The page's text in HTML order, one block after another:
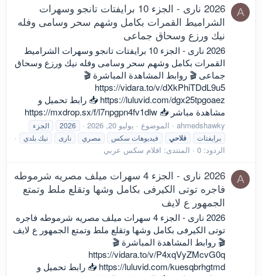
A
2026 نارى - الجزء 10 برايفتات تانجو وسهرات
الشراميط القمرات بكامل وشهم سحر وسامى وفله
نيك ورزع وسحاق جماعى
2026 نارى - الجزء 10 برايفتات تانجو وسهرات الشراميط
القمرات بكامل وشهم سحر وسامى وفله نيك ورزع وسحاق
جماعى 🎬 روابط المشاهدة المباشرة 🎬
https://vidara.to/v/dXkPhiTDdL9u5
https://luluvid.com/dgx25tpgoaez 📥 رابط تحميل و
مشاهدة مباشر 📥 https://mxdrop.sx/f/l7npgpn4fv1dlw
ahmedshawky الموضوع يوليو 20, 2026 2026
الجزء
برايفتات
فلاحي فيديوهات سكس مصري نارى نيك بلدي
الردود: 0 المنتدى: افلام سكس عربي
A
2026 نارى - الجزء 4 سهرات ميلف مصريه شرموطه
فاجره توتى الكيرفى بكامل وشها وتقلع ملط وتمتع
الجمهور ع لايف
2026 نارى - الجزء 4 سهرات ميلف مصريه شرموطه فاجره
توتى الكيرفى بكامل وشها وتقلع ملط وتمتع الجمهور ع لايف
🎬 روابط المشاهدة المباشرة 🎬
https://vidara.to/v/P4xqVyZMcvG0q
https://luluvid.com/kuesqbrhgtmd 📥 رابط تحميل و